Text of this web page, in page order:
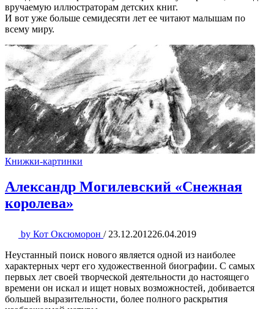
вручаемую иллюстраторам детских книг.
И вот уже больше семидесяти лет ее читают малышам по
всему миру.
Книжки-картинки
Александр Могилевский «Снежная
королева»
by Кот Оксюморон / 23.12.201226.04.2019
Неустанный поиск нового является одной из наиболее
характерных черт его художественной биографии. С самых
первых лет своей творческой деятельности до настоящего
времени он искал и ищет новых возможностей, добивается
большей выразительности, более полного раскрытия